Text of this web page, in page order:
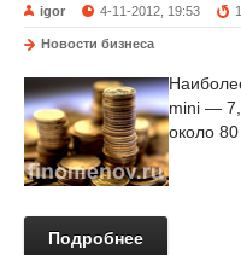
igor 4-11-2012, 19:53
Новости бизнеса
mini —
около
Подробнее